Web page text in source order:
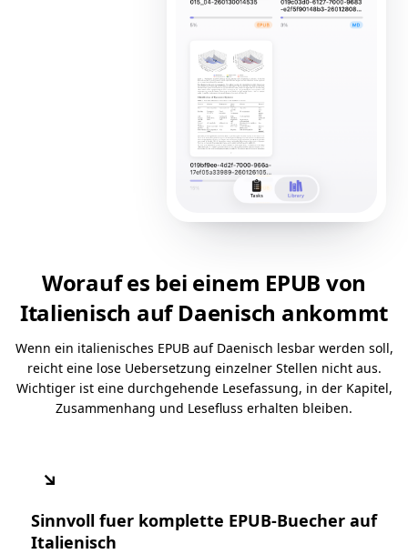
Worauf es bei einem EPUB von
Italienisch auf Daenisch ankommt
Wenn ein italienisches EPUB auf Daenisch lesbar werden soll,
reicht eine lose Uebersetzung einzelner Stellen nicht aus.
Wichtiger ist eine durchgehende Lesefassung, in der Kapitel,
Zusammenhang und Lesefluss erhalten bleiben.
↘
Sinnvoll fuer komplette EPUB-Buecher auf
Italienisch